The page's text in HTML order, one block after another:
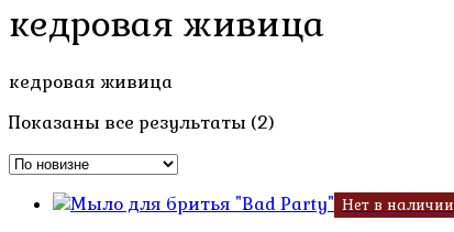
кедровая живица
кедровая живица
Показаны все результаты (2)
Нет в наличии